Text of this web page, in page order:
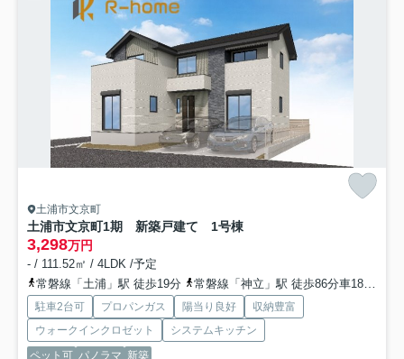
土浦市文京町
土浦市文京町1期 新築戸建て 1号棟
3,298万円
- / 111.52㎡ / 4LDK /予定
常磐線「土浦」駅 徒歩19分
常磐線「神立」駅 徒歩86分車18分 6.8km
駐車2台可 プロパンガス 陽当り良好
収納豊富
ウォークインクロゼット
システムキッチン
ペット可 パノラマ 新築